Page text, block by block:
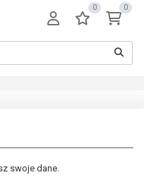
0 0
swoje dane.